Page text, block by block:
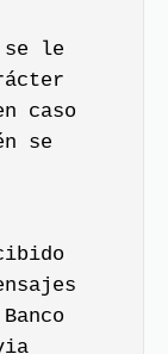
se le
caso
se